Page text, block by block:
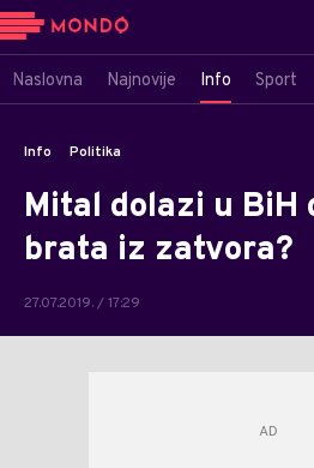
Naslovna Najnovije Info Sport
Info Politika
Mital dolazi u BiH
brata iz zatvora?
27.07.2019. / 17:29